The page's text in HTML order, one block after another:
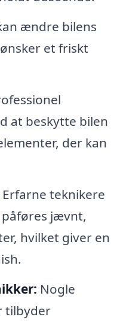
ændre bilens
et friskt
at beskytte bilen
der kan
Erfarne teknikere
jævnt,
hvilket giver en
Nogle
tilbyder